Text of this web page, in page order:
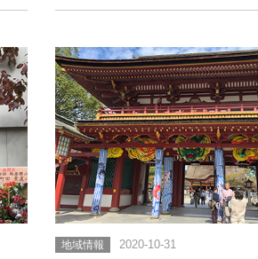
地域情報 2020-10-31